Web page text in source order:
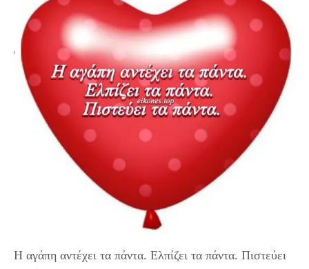
Η αγάπη αντέχει τα πάντα. Ελπίζει τα πάντα. Πιστεύει